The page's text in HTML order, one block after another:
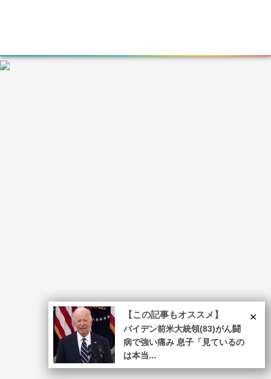
×
【この記事もオススメ】
バイデン前米大統領(83)がん闘
病で強い痛み 息子「見ているの
は本当...